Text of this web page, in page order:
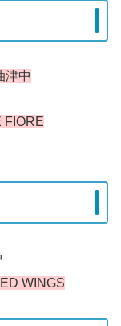
津中
FIORE
WINGS